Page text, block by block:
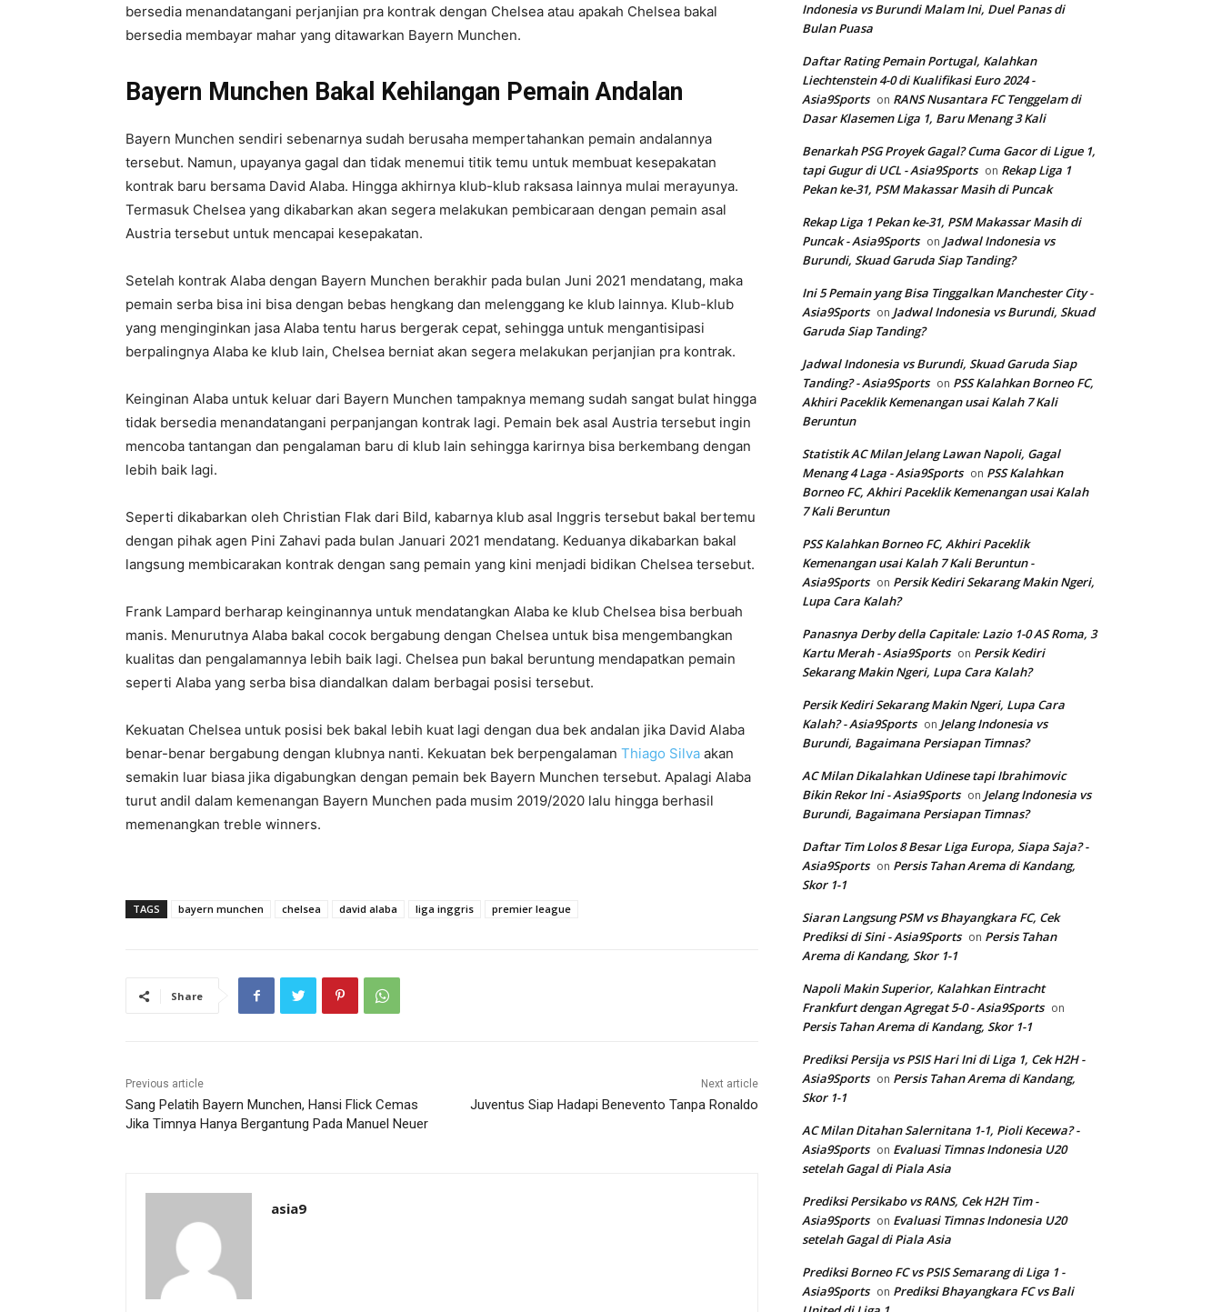
bersedia menandatangani perjanjian pra kontrak dengan Chelsea atau apakah Chelsea bakal
bersedia membayar mahar yang ditawarkan Bayern Munchen.
Bayern Munchen Bakal Kehilangan Pemain Andalan
Bayern Munchen sendiri sebenarnya sudah berusaha mempertahankan pemain andalannya
tersebut. Namun, upayanya gagal dan tidak menemui titik temu untuk membuat kesepakatan
kontrak baru bersama David Alaba. Hingga akhirnya klub-klub raksasa lainnya mulai merayunya.
Termasuk Chelsea yang dikabarkan akan segera melakukan pembicaraan dengan pemain asal
Austria tersebut untuk mencapai kesepakatan.
Setelah kontrak Alaba dengan Bayern Munchen berakhir pada bulan Juni 2021 mendatang, maka
pemain serba bisa ini bisa dengan bebas hengkang dan melenggang ke klub lainnya. Klub-klub
yang menginginkan jasa Alaba tentu harus bergerak cepat, sehingga untuk mengantisipasi
berpalingnya Alaba ke klub lain, Chelsea berniat akan segera melakukan perjanjian pra kontrak.
Keinginan Alaba untuk keluar dari Bayern Munchen tampaknya memang sudah sangat bulat hingga
tidak bersedia menandatangani perpanjangan kontrak lagi. Pemain bek asal Austria tersebut ingin
mencoba tantangan dan pengalaman baru di klub lain sehingga karirnya bisa berkembang dengan
lebih baik lagi.
Seperti dikabarkan oleh Christian Flak dari Bild, kabarnya klub asal Inggris tersebut bakal bertemu
dengan pihak agen Pini Zahavi pada bulan Januari 2021 mendatang. Keduanya dikabarkan bakal
langsung membicarakan kontrak dengan sang pemain yang kini menjadi bidikan Chelsea tersebut.
Frank Lampard berharap keinginannya untuk mendatangkan Alaba ke klub Chelsea bisa berbuah
manis. Menurutnya Alaba bakal cocok bergabung dengan Chelsea untuk bisa mengembangkan
kualitas dan pengalamannya lebih baik lagi. Chelsea pun bakal beruntung mendapatkan pemain
seperti Alaba yang serba bisa diandalkan dalam berbagai posisi tersebut.
Kekuatan Chelsea untuk posisi bek bakal lebih kuat lagi dengan dua bek andalan jika David Alaba
benar-benar bergabung dengan klubnya nanti. Kekuatan bek berpengalaman Thiago Silva akan
semakin luar biasa jika digabungkan dengan pemain bek Bayern Munchen tersebut. Apalagi Alaba
turut andil dalam kemenangan Bayern Munchen pada musim 2019/2020 lalu hingga berhasil
memenangkan treble winners.
TAGS bayern munchen chelsea david alaba liga inggris premier league
Share
Previous article
Sang Pelatih Bayern Munchen, Hansi Flick Cemas
Jika Timnya Hanya Bergantung Pada Manuel Neuer
Next article
Juventus Siap Hadapi Benevento Tanpa Ronaldo
asia9
Indonesia vs Burundi Malam Ini, Duel Panas di
Bulan Puasa
Daftar Rating Pemain Portugal, Kalahkan
Liechtenstein 4-0 di Kualifikasi Euro 2024 -
Asia9Sports on RANS Nusantara FC Tenggelam di
Dasar Klasemen Liga 1, Baru Menang 3 Kali
Benarkah PSG Proyek Gagal? Cuma Gacor di Ligue 1,
tapi Gugur di UCL - Asia9Sports on Rekap Liga 1
Pekan ke-31, PSM Makassar Masih di Puncak
Rekap Liga 1 Pekan ke-31, PSM Makassar Masih di
Puncak - Asia9Sports on Jadwal Indonesia vs
Burundi, Skuad Garuda Siap Tanding?
Ini 5 Pemain yang Bisa Tinggalkan Manchester City -
Asia9Sports on Jadwal Indonesia vs Burundi, Skuad
Garuda Siap Tanding?
Jadwal Indonesia vs Burundi, Skuad Garuda Siap
Tanding? - Asia9Sports on PSS Kalahkan Borneo FC,
Akhiri Paceklik Kemenangan usai Kalah 7 Kali
Beruntun
Statistik AC Milan Jelang Lawan Napoli, Gagal
Menang 4 Laga - Asia9Sports on PSS Kalahkan
Borneo FC, Akhiri Paceklik Kemenangan usai Kalah
7 Kali Beruntun
PSS Kalahkan Borneo FC, Akhiri Paceklik
Kemenangan usai Kalah 7 Kali Beruntun -
Asia9Sports on Persik Kediri Sekarang Makin Ngeri,
Lupa Cara Kalah?
Panasnya Derby della Capitale: Lazio 1-0 AS Roma, 3
Kartu Merah - Asia9Sports on Persik Kediri
Sekarang Makin Ngeri, Lupa Cara Kalah?
Persik Kediri Sekarang Makin Ngeri, Lupa Cara
Kalah? - Asia9Sports on Jelang Indonesia vs
Burundi, Bagaimana Persiapan Timnas?
AC Milan Dikalahkan Udinese tapi Ibrahimovic
Bikin Rekor Ini - Asia9Sports on Jelang Indonesia vs
Burundi, Bagaimana Persiapan Timnas?
Daftar Tim Lolos 8 Besar Liga Europa, Siapa Saja? -
Asia9Sports on Persis Tahan Arema di Kandang,
Skor 1-1
Siaran Langsung PSM vs Bhayangkara FC, Cek
Prediksi di Sini - Asia9Sports on Persis Tahan
Arema di Kandang, Skor 1-1
Napoli Makin Superior, Kalahkan Eintracht
Frankfurt dengan Agregat 5-0 - Asia9Sports on
Persis Tahan Arema di Kandang, Skor 1-1
Prediksi Persija vs PSIS Hari Ini di Liga 1, Cek H2H -
Asia9Sports on Persis Tahan Arema di Kandang,
Skor 1-1
AC Milan Ditahan Salernitana 1-1, Pioli Kecewa? -
Asia9Sports on Evaluasi Timnas Indonesia U20
setelah Gagal di Piala Asia
Prediksi Persikabo vs RANS, Cek H2H Tim -
Asia9Sports on Evaluasi Timnas Indonesia U20
setelah Gagal di Piala Asia
Prediksi Borneo FC vs PSIS Semarang di Liga 1 -
Asia9Sports on Prediksi Bhayangkara FC vs Bali